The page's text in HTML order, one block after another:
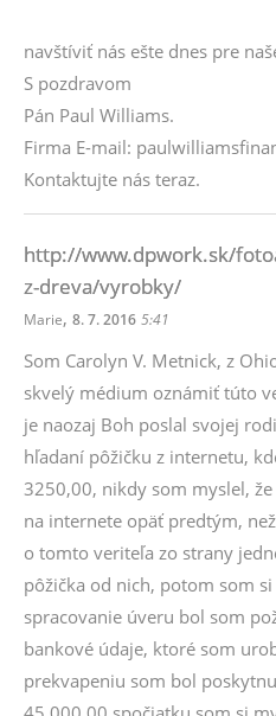
navštíviť nás ešte dnes pre
S pozdravom
Pán Paul Williams.
Firma E-mail:
Kontaktujte nás teraz.
http://www.dpwork.sk/
z-dreva/vyrobky/
Marie, 8. 7. 2016 5:41
Som Carolyn V. Metnick, z
skvelý médium oznámiť túto
je naozaj Boh poslal svojej
hľadaní pôžičku z internetu,
3250,00, nikdy som myslel,
na internete opäť predtým,
o tomto veriteľa zo strany
pôžička od nich, potom som
spracovanie úveru bol som
bankové údaje, ktoré som
prekvapeniu som bol